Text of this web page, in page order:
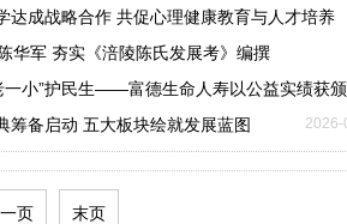
达成战略合作 共促心理健康教育与人才培养
华军 夯实《涪陵陈氏发展考》编撰
一小”护民生——富德生命人寿以公益实绩获
筹备启动 五大板块绘就发展蓝图
2026-
页 末页